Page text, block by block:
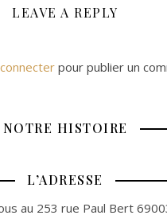
LEAVE A REPLY
pour publier un
NOTRE HISTOIRE
L’ADRESSE
au 253 rue Paul Bert